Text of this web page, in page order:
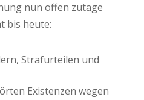
nun offen zutage
bis heute:
Strafurteilen und
Existenzen wegen